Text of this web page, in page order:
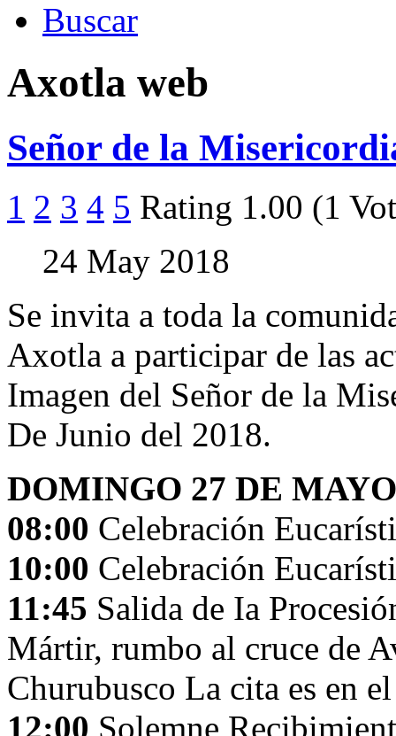
Buscar
Axotla web
Señor de la
1 2 3 4 5 Rating 1.00 (1
24 May 2018
Se invita a toda la
Axotla a participar de las
Imagen del Señor de la
De Junio del 2018.
DOMINGO 27 DE MAYO
08:00 Celebración
10:00 Celebración
11:45 Salida de Ia
Mártir, rumbo al cruce de
Churubusco La cita es en
12:00 Solemne